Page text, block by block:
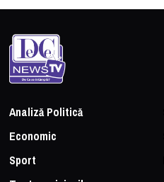
Analiză Politică
Economic
Sport